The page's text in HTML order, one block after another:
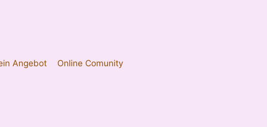
Angebot Online Comunity